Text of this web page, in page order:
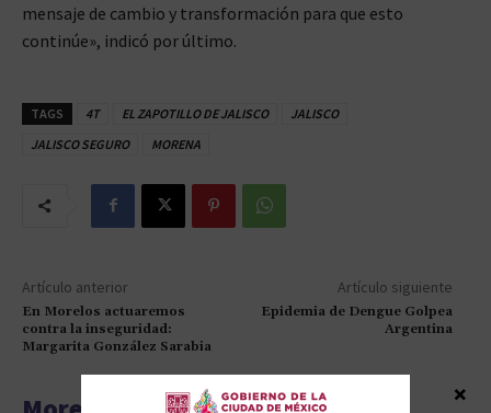
mensaje de cambio y transformación para que esto
continúe», indicó por último.
TAGS 4T EL ZAPOTILLO DE JALISCO
JALISCO
JALISCO SEGURO
MORENA
Artículo anterior
En Morelos actuaremos
contra la inseguridad:
Margarita González Sarabia
Artículo siguiente
Epidemia de Dengue Golpea
Argentina
×